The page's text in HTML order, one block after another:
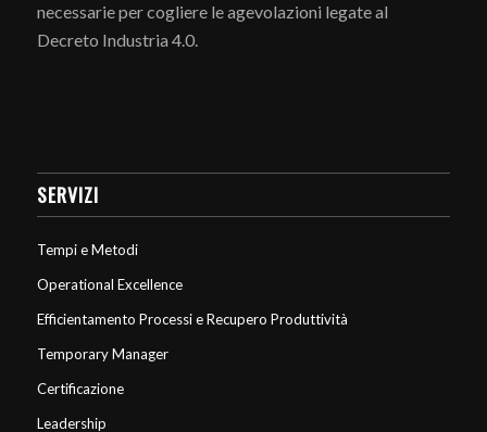
necessarie per cogliere le agevolazioni legate al
Decreto Industria 4.0.
SERVIZI
Tempi e Metodi
Operational Excellence
Efficientamento Processi e Recupero Produttività
Temporary Manager
Certificazione
Leadership